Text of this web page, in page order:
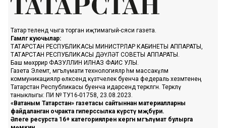
Татар телендә чыга торган иҗтимагый-сәяси газета.
Гамәлгә куючылар:
ТАТАРСТАН РЕСПУБЛИКАСЫ МИНИСТРЛАР КАБИНЕТЫ АППАРАТЫ,
ТАТАРСТАН РЕСПУБЛИКАСЫ ДӘҮЛӘТ СОВЕТЫ АППАРАТЫ.
Баш мөхәррир ФАЗУЛЛИН ИЛНАЗ ФАИС УЛЫ.
Газета Элемтә, мәгълүмати технологияләр һәм массакүләм
коммуникацияләр өлкәсендә күзәтчелек буенча федераль хезмәтенең
Татарстан Республикасы буенча идарәсендә теркәлгән. Теркәлү
таныклыгы: ПИ № ТУ16-01758, 23.08.2023.
«Ватаным Татарстан» газетасы сайтыннан материалларны
файдаланган очракта гиперссылка күрсәтү мәҗбүри.
Әлеге ресурста 16+ категорияләренә кергән мәгълүмат булырга